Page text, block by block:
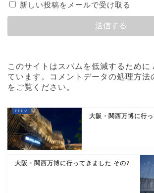
新しい投稿をメールで受け取る
このサイトはスパムを低減するために
ています。
コメントデータの処理方法
をご覧ください 。
大阪・関西万博に行
大阪・関西万博に行ってきました その7